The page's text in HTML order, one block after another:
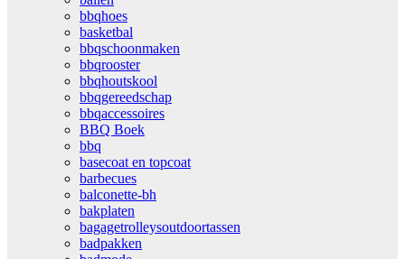
bbqhoes
basketbal
bbqschoonmaken
bbqrooster
bbqhoutskool
bbqgereedschap
bbqaccessoires
BBQ Boek
bbq
basecoat en topcoat
barbecues
balconette-bh
bakplaten
bagagetrolleysoutdoortassen
badpakken